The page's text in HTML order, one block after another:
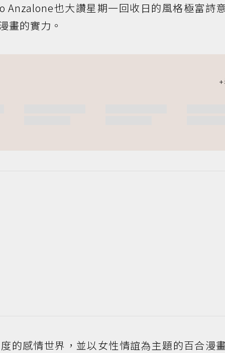
Anzalone也大讚星期一回收日的風格極富詩
畫的實力。
的感情世界，並以女性情誼為主題的百合漫